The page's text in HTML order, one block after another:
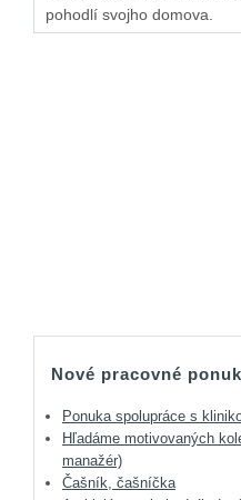
pohodlí svojho domova.
Nové pracovné
Ponuka spolupráce s
Hľadáme motivovaných
manažér)
Čašník, čašníčka